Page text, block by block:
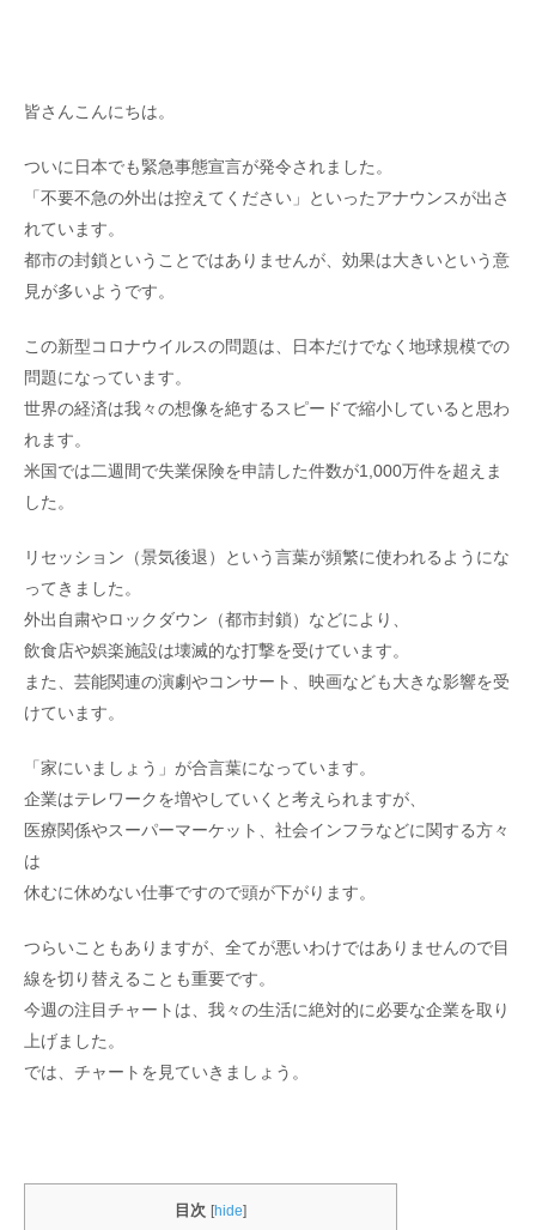
皆さんこんにちは。
ついに日本でも緊急事態宣言が発令されました。
「不要不急の外出は控えてください」といったアナウンスが出さ
れています。
都市の封鎖ということではありませんが、効果は大きいという意
見が多いようです。
この新型コロナウイルスの問題は、日本だけでなく地球規模での
問題になっています。
世界の経済は我々の想像を絶するスピードで縮小していると思わ
れます。
米国では二週間で失業保険を申請した件数が1,000万件を超えま
した。
リセッション（景気後退）という言葉が頻繁に使われるようにな
ってきました。
外出自粛やロックダウン（都市封鎖）などにより、
飲食店や娯楽施設は壊滅的な打撃を受けています。
また、芸能関連の演劇やコンサート、映画なども大きな影響を受
けています。
「家にいましょう」が合言葉になっています。
企業はテレワークを増やしていくと考えられますが、
医療関係やスーパーマーケット、社会インフラなどに関する方々
は
休むに休めない仕事ですので頭が下がります。
つらいこともありますが、全てが悪いわけではありませんので目
線を切り替えることも重要です。
今週の注目チャートは、我々の生活に絶対的に必要な企業を取り
上げました。
では、チャートを見ていきましょう。
目次 [hide]